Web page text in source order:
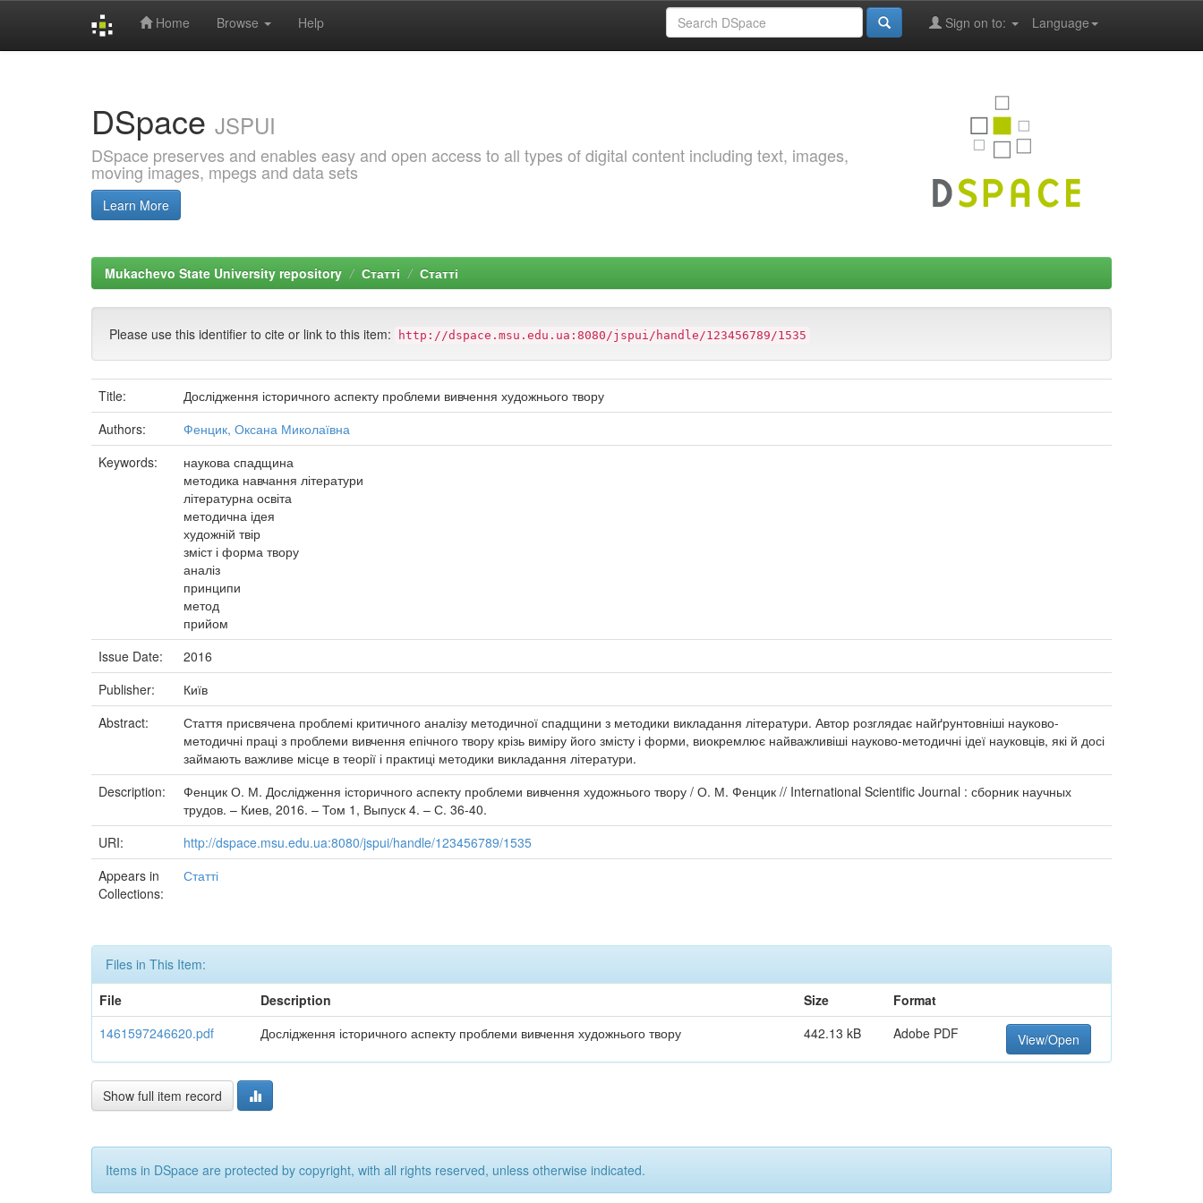
Home Browse Help Language
Sign on to:
DSpace JSPUI
DSpace preserves and enables easy and open access to all types of digital content including text, images,
moving images, mpegs and data sets
Learn More
Mukachevo State University repository Статті Статті
Please use this identifier to cite or link to this item: http://dspace.msu.edu.ua:8080/jspui/handle/123456789/1535
Title:
Дослідження історичного аспекту проблеми вивчення художнього твору
Authors:
Фенцик, Оксана Миколаївна
Keywords:
наукова спадщина
методика навчання літератури
літературна освіта
методична ідея
художній твір
зміст і форма твору
аналіз
принципи
метод
прийом
Issue Date:
2016
Publisher:
Київ
Abstract:
Стаття присвячена проблемі критичного аналізу методичної спадщини з методики викладання літератури. Автор розглядає найґрунтовніші науково-
методичні праці з проблеми вивчення епічного твору крізь виміру його змісту і форми, виокремлює найважливіші науково-методичні ідеї науковців, які й досі
займають важливе місце в теорії і практиці методики викладання літератури.
Description:
Фенцик О. М. Дослідження історичного аспекту проблеми вивчення художнього твору / О. М. Фенцик // International Scientific Journal : сборник научных
трудов. – Киев, 2016. – Том 1, Выпуск 4. – С. 36-40.
URI:
http://dspace.msu.edu.ua:8080/jspui/handle/123456789/1535
Appears in
Collections:
Статті
Files in This Item:
File
Description Size
Format
1461597246620.pdf
Дослідження історичного аспекту проблеми вивчення художнього твору 442.13 kB Adobe PDF View/Open
Show full item record
Items in DSpace are protected by copyright, with all rights reserved, unless otherwise indicated.